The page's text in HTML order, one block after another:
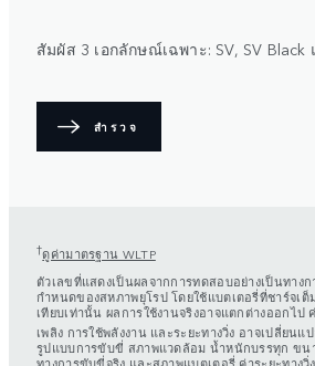
สัมผัส 3 เอกลักษณ์เฉพาะ: SV, SV Black
สำรวจ
†ดูค่ามาตรฐาน WLTP
ตัวเลขที่แสดงเป็นผลจากการทดสอบอย่างเป็นทาง
กำหนดของสหภาพยุโรป โดยใช้แบตเตอรี่ที่ชาร์จเต็
เทียบเท่านั้น ผลการใช้งานจริงอาจแตกต่างออกไป
เพลิง การใช้พลังงาน และระยะทางวิ่ง อาจเปลี่ยนแ
รูปแบบการขับขี่ สภาพแวดล้อม น้ำหนักบรรทุก ขน